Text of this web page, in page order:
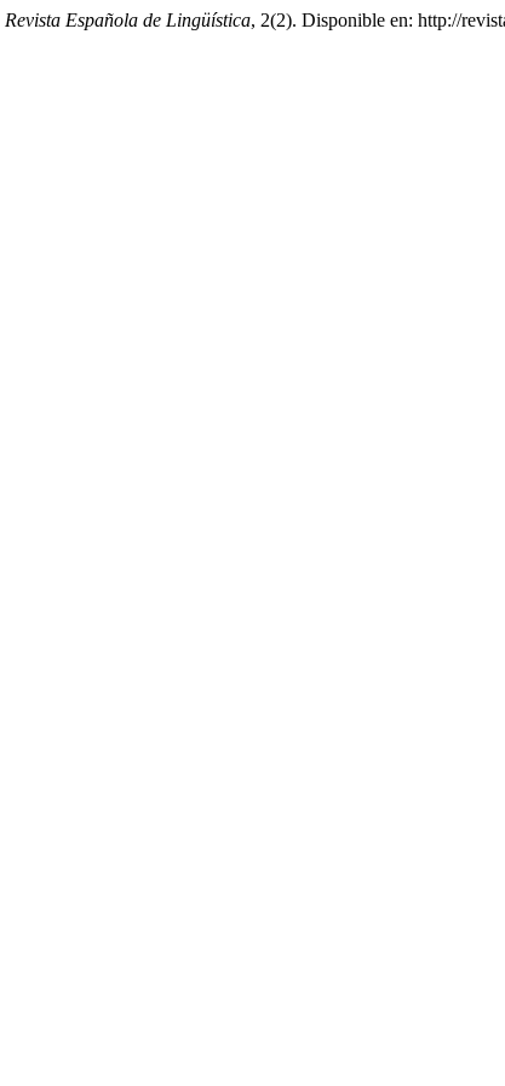
Revista Española de Lingüística, 2(2). Disponible en: http://